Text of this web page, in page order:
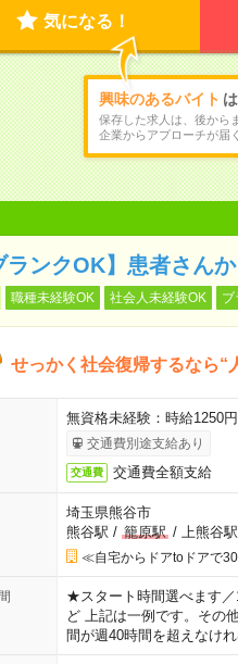
気になる！
興味のあるバイト
保存した求人は、後から
企業からアプローチが届
ランクOK】患者さん
職種未経験OK 社会人未経験OK ブ
せっかく社会復帰するなら
無資格未経験：時給
交通費別途支給あり
交通費 交通費全額支給
埼玉県熊谷市
熊谷駅 / 籠原駅/ 上熊谷駅
≪自宅からドアtoドアで
★スタート時間選べます／
ど 上記は一例です。その
間が週40時間を超えなけれ